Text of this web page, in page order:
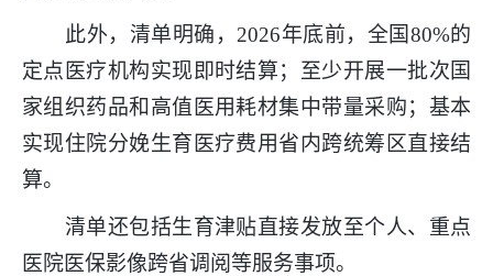
此外，清单明确，2026年底前，全国80%的
定点医疗机构实现即时结算；至少开展一批次国
家组织药品和高值医用耗材集中带量采购；基本
实现住院分娩生育医疗费用省内跨统筹区直接结
算。
清单还包括生育津贴直接发放至个人、重点
医院医保影像跨省调阅等服务事项。